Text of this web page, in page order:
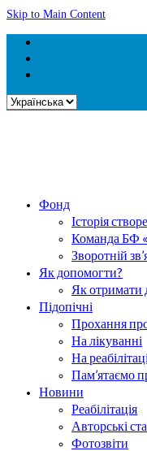
Skip to Main Content
Вибрати
Фонд
Історія
Команда БФ
Зворотній
Як допомогти?
Як отримати
Підопічні
Прохання
На лікуванні
На
Пам’ятаємо
Новини
Реабілітація
Авторські
Фотозвіти